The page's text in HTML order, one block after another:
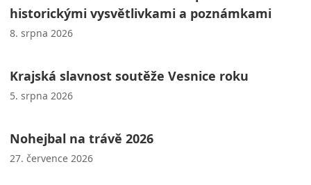
historickými vysvětlivkami a poznámkami
8. srpna 2026
Krajská slavnost soutěže Vesnice roku
5. srpna 2026
Nohejbal na trávě 2026
27. července 2026